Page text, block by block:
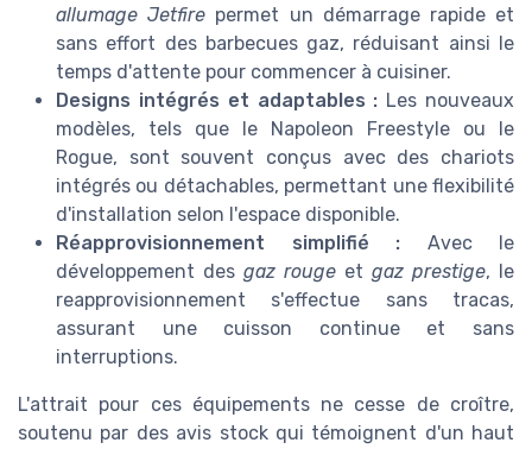
allumage Jetfire permet un démarrage rapide et
sans effort des barbecues gaz, réduisant ainsi le
temps d'attente pour commencer à cuisiner.
Designs intégrés et adaptables : Les nouveaux
modèles, tels que le Napoleon Freestyle ou le
Rogue, sont souvent conçus avec des chariots
intégrés ou détachables, permettant une flexibilité
d'installation selon l'espace disponible.
Réapprovisionnement simplifié : Avec le
développement des gaz rouge et gaz prestige, le
reapprovisionnement s'effectue sans tracas,
assurant une cuisson continue et sans
interruptions.
L'attrait pour ces équipements ne cesse de croître,
soutenu par des avis stock qui témoignent d'un haut